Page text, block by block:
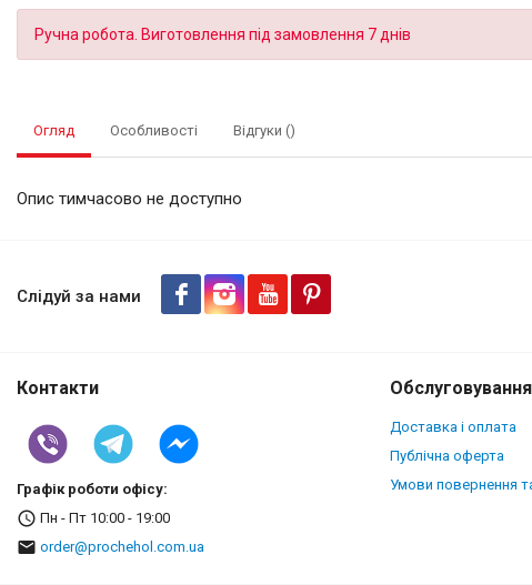
Ручна робота. Виготовлення під замовлення 7 днів
Огляд Особливості Відгуки ()
Опис тимчасово не доступно
Чохол книжка Stenk Prime для
Слідуй за нами
Контакти
Графік роботи офісу:
Пн - Пт 10:00 - 19:00
order@prochehol.com.ua
Обслуговування
Доставка і оплата
Публічна оферта
Умови повернення